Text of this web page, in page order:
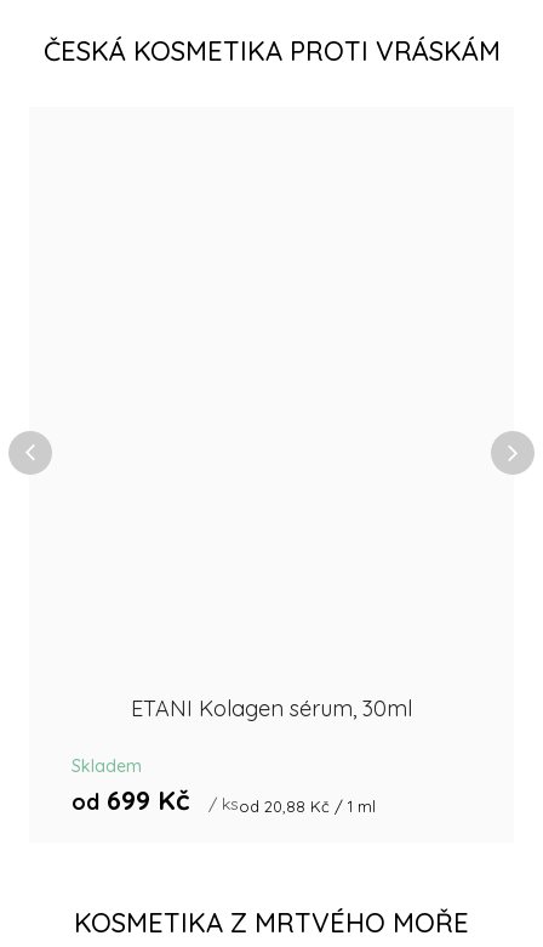
ČESKÁ KOSMETIKA PROTI VRÁSKÁM
ETANI Kolagen sérum, 30ml
Skladem
od 699 Kč / ksMěrná
od 20,88 Kč / 1 ml
KOSMETIKA Z MRTVÉHO MOŘE